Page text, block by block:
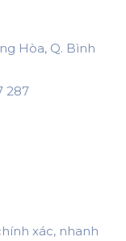
Hòa, Q. Bình
287
xác, nhanh